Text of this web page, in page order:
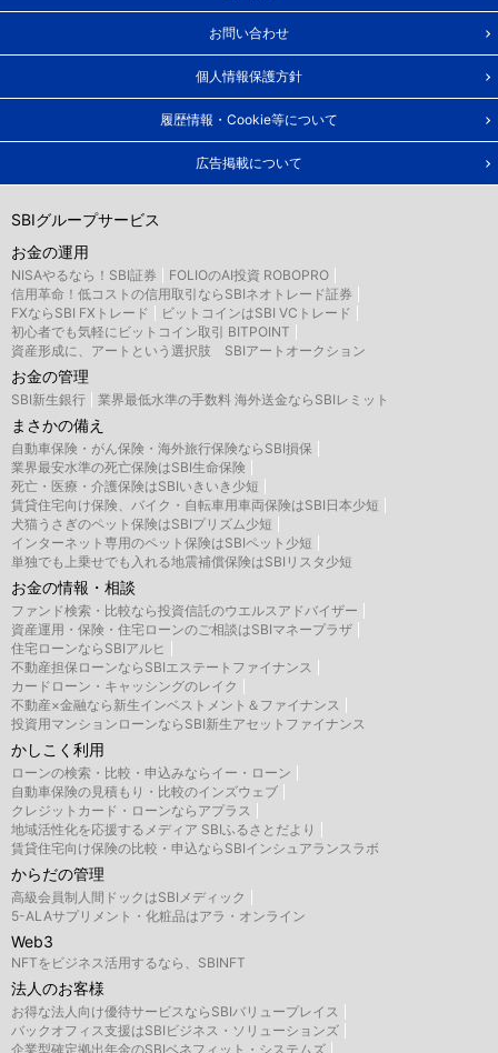
お問い合わせ
個人情報保護方針
履歴情報・Cookie等について
広告掲載について
SBIグループサービス
お金の運用
NISAやるなら！SBI証券
FOLIOのAI投資 ROBOPRO
信用革命！低コストの信用取引ならSBIネオトレード証券
FXならSBI FXトレード
ビットコインはSBI VCトレード
初心者でも気軽にビットコイン取引 BITPOINT
資産形成に、アートという選択肢 SBIアートオークション
お金の管理
SBI新生銀行 業界最低水準の手数料 海外送金ならSBIレミット
まさかの備え
自動車保険・がん保険・海外旅行保険ならSBI損保
業界最安水準の死亡保険はSBI生命保険
死亡・医療・介護保険はSBIいきいき少短
賃貸住宅向け保険、バイク・自転車用車両保険はSBI日本少短
犬猫うさぎのペット保険はSBIプリズム少短
インターネット専用のペット保険はSBIペット少短
単独でも上乗せでも入れる地震補償保険はSBIリスタ少短
お金の情報・相談
ファンド検索・比較なら投資信託のウエルスアドバイザー
資産運用・保険・住宅ローンのご相談はSBIマネープラザ
住宅ローンならSBIアルヒ
不動産担保ローンならSBIエステートファイナンス
カードローン・キャッシングのレイク
不動産×金融なら新生インベストメント＆ファイナンス
投資用マンションローンならSBI新生アセットファイナンス
かしこく利用
ローンの検索・比較・申込みならイー・ローン
自動車保険の見積もり・比較のインズウェブ
クレジットカード・ローンならアプラス
地域活性化を応援するメディア SBIふるさとだより
賃貸住宅向け保険の比較・申込ならSBIインシュアランスラボ
からだの管理
高級会員制人間ドックはSBIメディック
5-ALAサプリメント・化粧品はアラ・オンライン
Web3
NFTをビジネス活用するなら、SBINFT
法人のお客様
お得な法人向け優待サービスならSBIバリュープレイス
バックオフィス支援はSBIビジネス・ソリューションズ
企業型確定拠出年金のSBIベネフィット・システムズ